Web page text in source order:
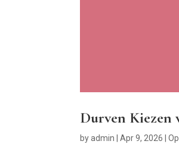
Durven Kiezen
byadmin |Apr 9, 2026 |